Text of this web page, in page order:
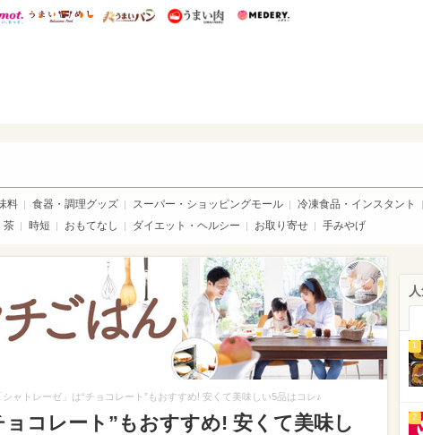
あ総研 ディズニー特集
mimot. うまいめし うまいパン うまい肉
料 食器・調理グッズ スーパー・ショッピングモール
冷凍食品・インスタント
茶 時短 おもてなし ダイエット・ヘルシー お取り寄せ 手みやげ
シャトレーゼ」は“チョコレート”もおすすめ! 安くて美味しい5品はコレ♪
ョコレート”もおすすめ! 安くて美味し
1
2